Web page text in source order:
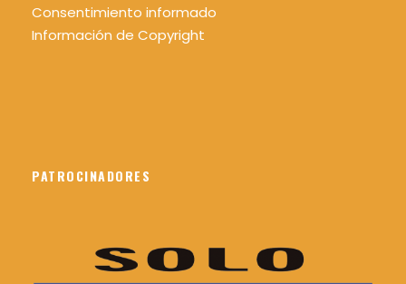
Consentimiento informado
Información de Copyright
PATROCINADORES